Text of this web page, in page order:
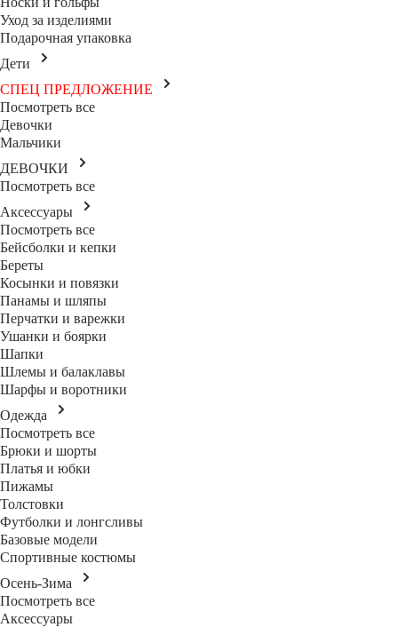
Уход за изделиями
Подарочная упаковка
Дети
СПЕЦ ПРЕДЛОЖЕНИЕ
Посмотреть все
Девочки
Мальчики
ДЕВОЧКИ
Посмотреть все
Аксессуары
Посмотреть все
Бейсболки и кепки
Береты
Косынки и повязки
Панамы и шляпы
Перчатки и варежки
Ушанки и боярки
Шапки
Шлемы и балаклавы
Шарфы и воротники
Одежда
Посмотреть все
Брюки и шорты
Платья и юбки
Пижамы
Толстовки
Футболки и лонгсливы
Базовые модели
Спортивные костюмы
Осень-Зима
Посмотреть все
Аксессуары